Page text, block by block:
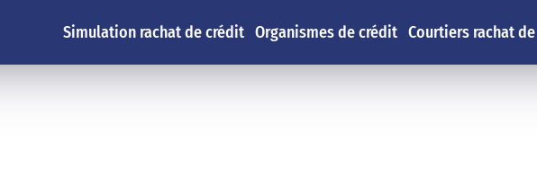
Simulation rachat de crédit Organismes de crédit Courtiers rachat